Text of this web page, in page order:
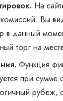
На
Вы
в данный
торг на
Функция
при сумме